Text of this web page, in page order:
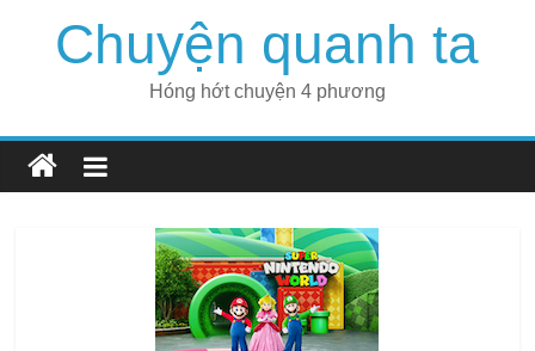
Chuyện quanh ta
Hóng hớt chuyện 4 phương